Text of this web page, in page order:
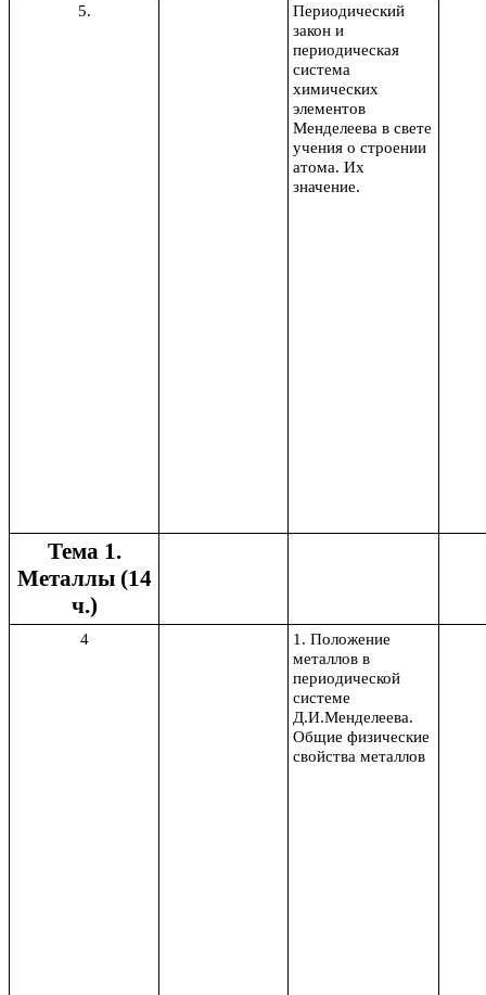
5.
Периодический
закон и
периодическая
система
химических
элементов
Менделеева в свете
учения о строении
атома. Их
значение.
Тема 1.
Металлы (14
ч.)
4
1. Положение
металлов в
периодической
системе
Д.И.Менделеева.
Общие физические
свойства металлов